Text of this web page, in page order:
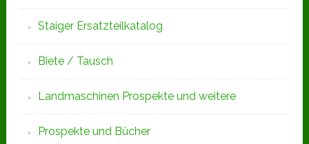
Staiger Ersatzteilkatalog
Biete / Tausch
Landmaschinen Prospekte und weitere
Prospekte und Bücher